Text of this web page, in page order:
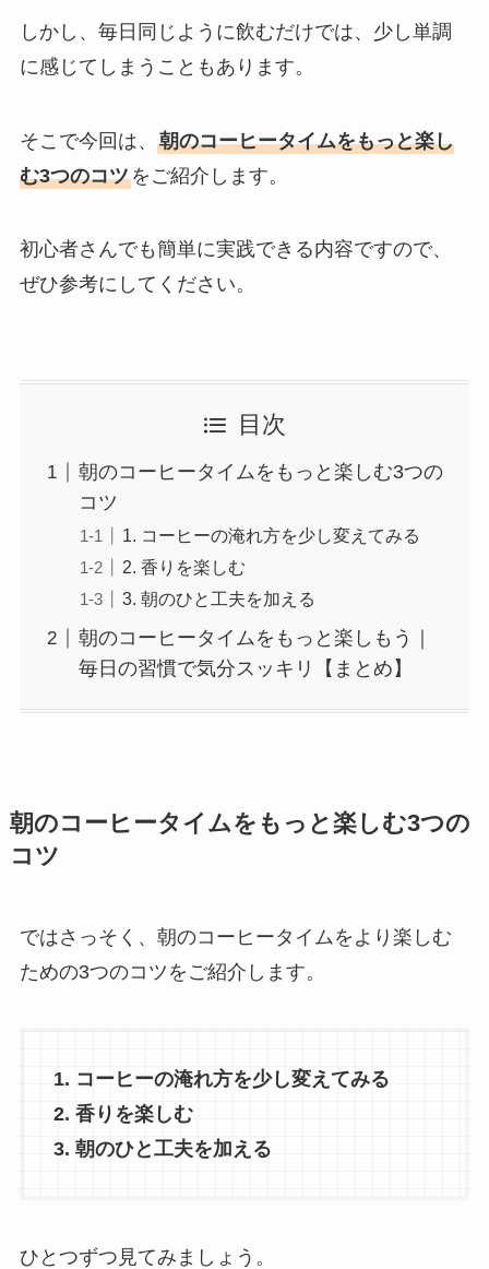
しかし、毎日同じように飲むだけでは、少し単調
に感じてしまうこともあります。
そこで今回は、 朝のコーヒータイムをもっと楽し
む3つのコツをご紹介します。
初心者さんでも簡単に実践できる内容ですので、
ぜひ参考にしてください。
目次
朝のコーヒータイムをもっと楽しむ3つの
コツ
1. コーヒーの淹れ方を少し変えてみる
2. 香りを楽しむ
3. 朝のひと工夫を加える
朝のコーヒータイムをもっと楽しもう｜
毎日の習慣で気分スッキリ【まとめ】
朝のコーヒータイムをもっと楽しむ3つの
コツ
ではさっそく、朝のコーヒータイムをより楽しむ
ための3つのコツをご紹介します。
1. コーヒーの淹れ方を少し変えてみる
2. 香りを楽しむ
3. 朝のひと工夫を加える
ひとつずつ見てみましょう。